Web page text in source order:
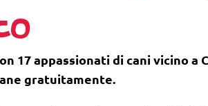
17 appassionati di cani vicino a
gratuitamente.